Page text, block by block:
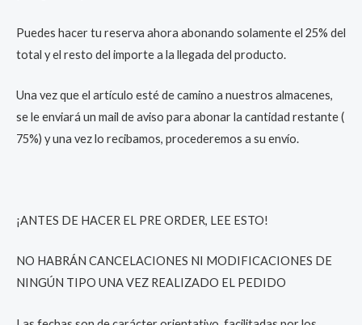
Puedes hacer tu reserva ahora abonando solamente el 25% del
total y el resto del importe a la llegada del producto.
Una vez que el artículo esté de camino a nuestros almacenes,
se le enviará un mail de aviso para abonar la cantidad restante (
75%) y una vez lo recibamos, procederemos a su envío.
¡ANTES DE HACER EL PRE ORDER, LEE ESTO!
NO HABRÁN CANCELACIONES NI MODIFICACIONES DE
NINGÚN TIPO UNA VEZ REALIZADO EL PEDIDO